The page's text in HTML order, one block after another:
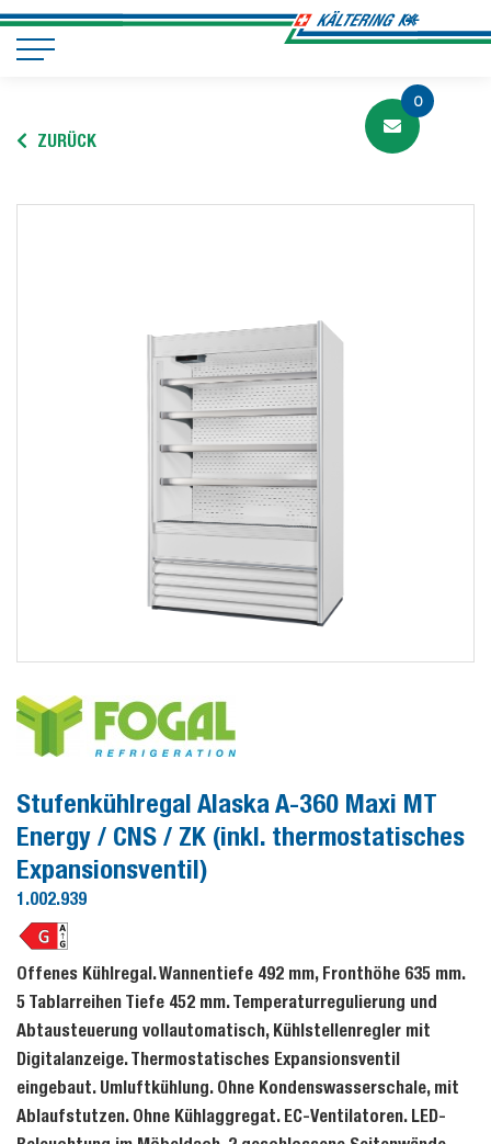
0
ZURÜCK
Stufenkühlregal Alaska A-360 Maxi MT
Energy / CNS / ZK (inkl. thermostatisches
Expansionsventil)
1.002.939
Offenes Kühlregal. Wannentiefe 492 mm, Fronthöhe 635 mm.
5 Tablarreihen Tiefe 452 mm. Temperaturregulierung und
Abtausteuerung vollautomatisch, Kühlstellenregler mit
Digitalanzeige. Thermostatisches Expansionsventil
eingebaut. Umluftkühlung. Ohne Kondenswasserschale, mit
Ablaufstutzen. Ohne Kühlaggregat. EC-Ventilatoren. LED-